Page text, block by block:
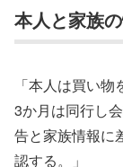
本人と家族
「本人は買い
3か月は同行し
告と家族情報に
認する。」